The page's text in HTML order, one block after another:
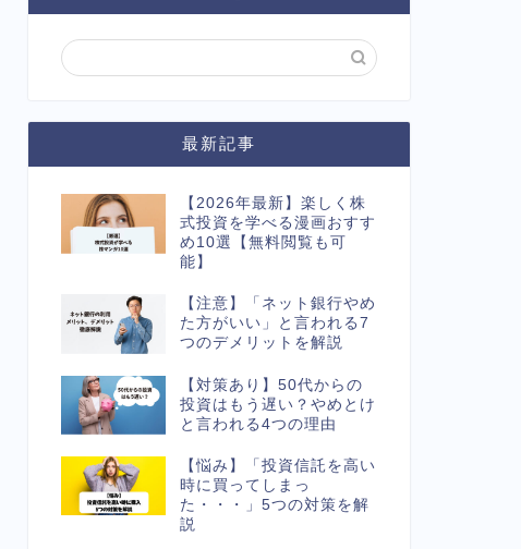
最新記事
【2026年最新】楽しく株
式投資を学べる漫画おすす
め10選【無料閲覧も可
能】
【注意】「ネット銀行やめ
た方がいい」と言われる7
つのデメリットを解説
【対策あり】50代からの
投資はもう遅い？やめとけ
と言われる4つの理由
【悩み】「投資信託を高い
時に買ってしまっ
た・・・」5つの対策を解
説